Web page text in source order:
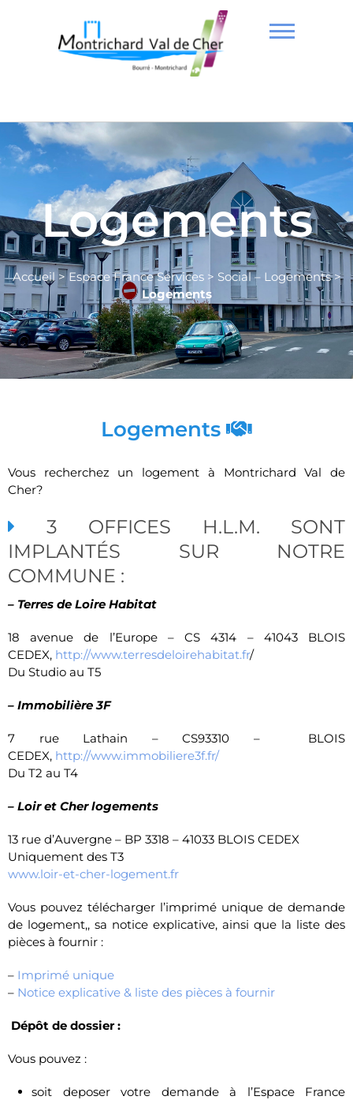
Logements
Accueil>Espace France Services> Social – Logements>
Logements
Logements
Vous recherchez un logement à Montrichard Val de
Cher?
3 OFFICES H.L.M. SONT
IMPLANTÉS SUR NOTRE
COMMUNE :
– Terres de Loire Habitat
18 avenue de l’Europe – CS 4314 – 41043 BLOIS
CEDEX, http://www.terresdeloirehabitat.fr/
Du Studio au T5
– Immobilière 3F
7 rue Lathain – CS93310 – BLOIS
CEDEX, http://www.immobiliere3f.fr/
Du T2 au T4
– Loir et Cher logements
13 rue d’Auvergne – BP 3318 – 41033 BLOIS CEDEX
Uniquement des T3
www.loir-et-cher-logement.fr
Vous pouvez télécharger l’imprimé unique de demande
de logement,, sa notice explicative, ainsi que la liste des
pièces à fournir :
– Imprimé unique
– Notice explicative & liste des pièces à fournir
Dépôt de dossier :
Vous pouvez :
soit deposer votre demande à l’Espace France